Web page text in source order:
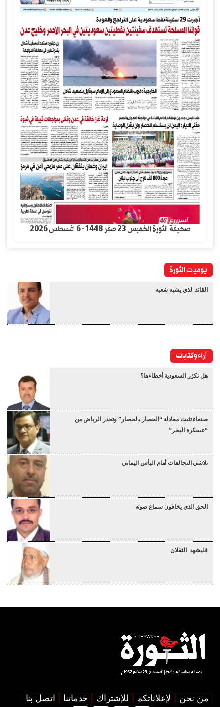
صحيفة الثورة الخميس 23 صفر 1448- 6 اغسطس 2026
يوميات الثورة
القائد الذي يشبه شعبه
آراء وكتابات
هل تكرّر السعودية أخطاءها؟
صنعاء تثبت معادلة “الحصار بالحصار” وتحذر الرياض من
“عسكرة البحر”
تلاشي التحالفات أمام البأس اليماني
الحق الذي يخافون سماع صوته
فليشهد الثقلان
من نحن لإعلاناتكم للإشتراك خدماتنا اتصل بنا